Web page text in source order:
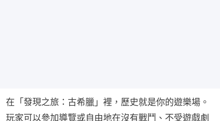
在「發現之旅：古希臘」裡，歷史就是你的遊樂場。
玩家可以參加導覽或自由地在沒有戰鬥、不受遊戲劇